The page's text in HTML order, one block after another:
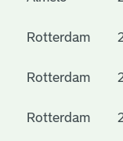
Rotterdam
Rotterdam
Rotterdam